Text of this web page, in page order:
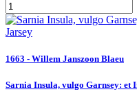
1663 - Willem Janszoon Blaeu
Sarnia Insula, vulgo Garnsey: et